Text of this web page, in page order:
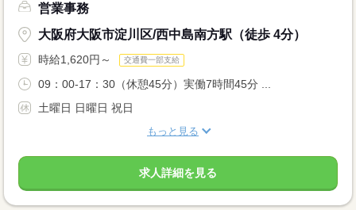
営業事務
大阪府大阪市淀川区/西中島南方駅（徒歩 4分）
時給1,620円～ 交通費一部支給
09：00-17：30（休憩45分）実働7時間45分 ...
土曜日 日曜日 祝日
もっと見る
求人詳細を見る